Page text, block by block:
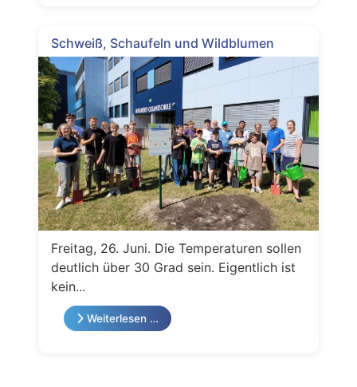
Schweiß, Schaufeln und Wildblumen
Freitag, 26. Juni. Die Temperaturen sollen
deutlich über 30 Grad sein. Eigentlich ist
kein...
Weiterlesen …